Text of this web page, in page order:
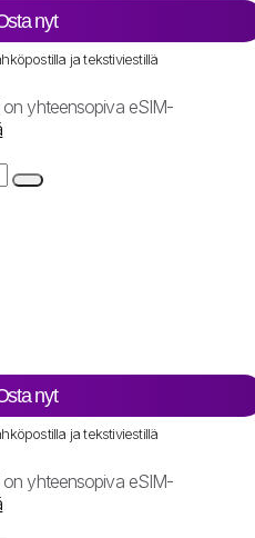
nyt
ja tekstiviestillä
on yhteensopiva eSIM-
nyt
ja tekstiviestillä
on yhteensopiva eSIM-